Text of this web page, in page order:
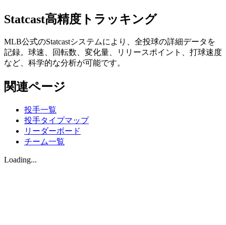
Statcast高精度トラッキング
MLB公式のStatcastシステムにより、全投球の詳細データを
記録。球速、回転数、変化量、リリースポイント、打球速度
など、科学的な分析が可能です。
関連ページ
投手一覧
投手タイプマップ
リーダーボード
チーム一覧
Loading...